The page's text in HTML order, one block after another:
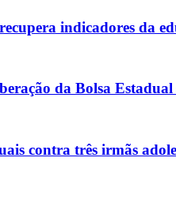
indicadores da
da Bolsa
contra três irmãs